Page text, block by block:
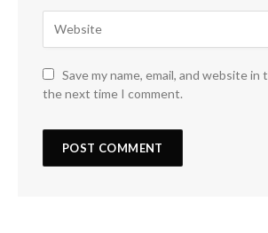
Save my name, email, and website
the next time I comment.